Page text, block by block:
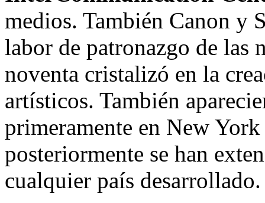
medios. También Canon y
labor de patronazgo de las
noventa cristalizó en la
artísticos. También
primeramente en New
posteriormente se han
cualquier país desarrollado.